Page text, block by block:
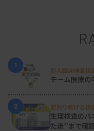
1
新人臨床検査技
チーム医療の
2 変わり続ける
生理検査の
た後”まで確